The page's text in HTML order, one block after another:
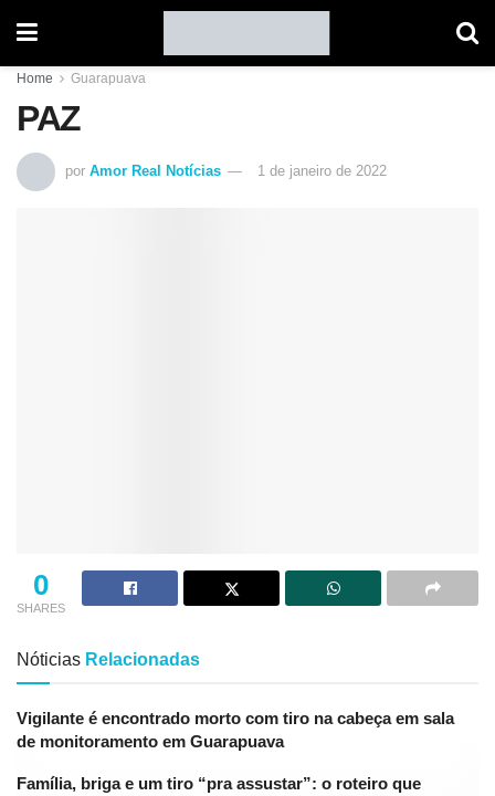
Home Guarapuava
PAZ
por Amor Real Notícias 1 de janeiro de 2022
0
SHARES
Nóticias Relacionadas
Vigilante é encontrado morto com tiro na cabeça em sala
de monitoramento em Guarapuava
Família, briga e um tiro “pra assustar”: o roteiro que